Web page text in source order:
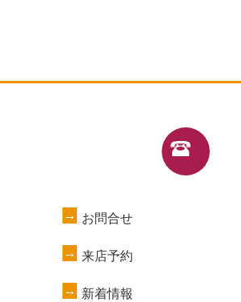
お問合せ
来店予約
新着情報